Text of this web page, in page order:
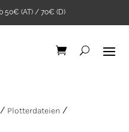
50€ (AT) / 70€ (D)
/ Plotterdateien /